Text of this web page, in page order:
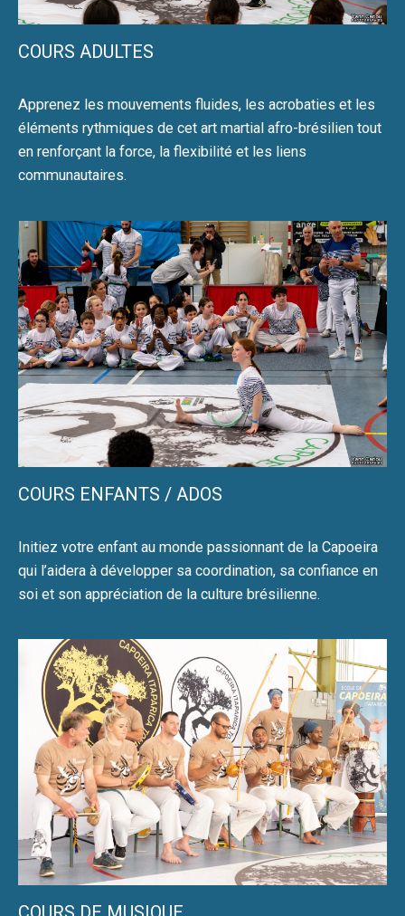
COURS ADULTES
Apprenez les mouvements fluides, les acrobaties et les
éléments rythmiques de cet art martial afro-brésilien tout
en renforçant la force, la flexibilité et les liens
communautaires.
COURS ENFANTS / ADOS
Initiez votre enfant au monde passionnant de la Capoeira
qui l’aidera à développer sa coordination, sa confiance en
soi et son appréciation de la culture brésilienne.